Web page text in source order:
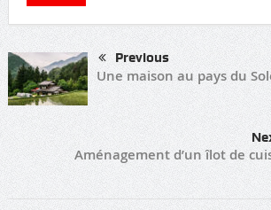
Previous
Une maison au pays du
Aménagement d’un îlot de